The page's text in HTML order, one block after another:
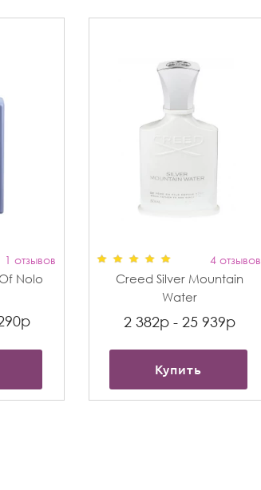
1 отзывов
Nolo
4 отзывов
Creed Silver Mountain
Water
2 382р - 25 939р
Купить